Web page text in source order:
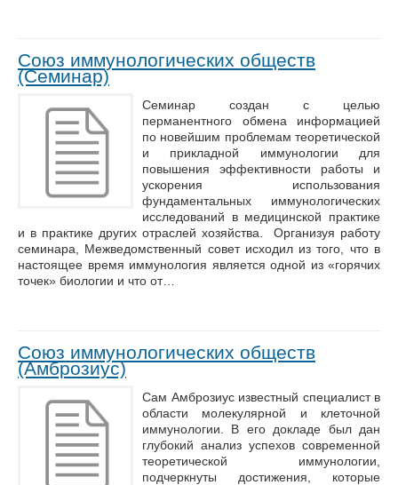
Союз иммунологических обществ
(Семинар)
Семинар создан с целью
перманентного обмена информацией
по новейшим проблемам теоретической
и прикладной иммунологии для
повышения эффективности работы и
ускорения использования
фундаментальных иммунологических
исследований в медицинской практике
и в практике других отраслей хозяйства. Организуя работу
семинара, Межведомственный совет исходил из того, что в
настоящее время иммунология является одной из «горячих
точек» биологии и что от…
Союз иммунологических обществ
(Амброзиус)
Сам Амброзиус известный специалист в
области молекулярной и клеточной
иммунологии. В его докладе был дан
глубокий анализ успехов современной
теоретической иммунологии,
подчеркнуты достижения, которые